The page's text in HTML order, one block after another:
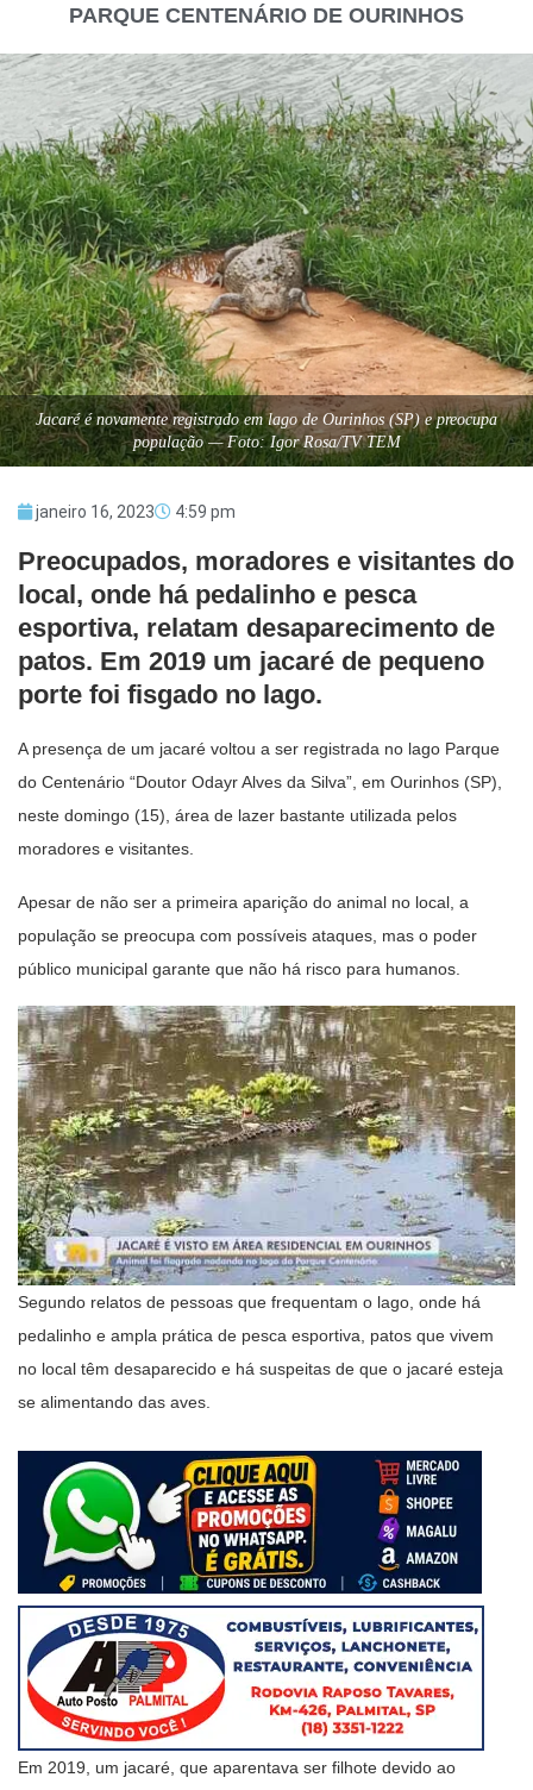
PARQUE CENTENÁRIO DE OURINHOS
Jacaré é novamente registrado em lago de Ourinhos (SP) e preocupa
população — Foto: Igor Rosa/TV TEM
janeiro 16, 2023 4:59 pm
Preocupados, moradores e visitantes do
local, onde há pedalinho e pesca
esportiva, relatam desaparecimento de
patos. Em 2019 um jacaré de pequeno
porte foi fisgado no lago.
A presença de um jacaré voltou a ser registrada no lago Parque
do Centenário “Doutor Odayr Alves da Silva”, em Ourinhos (SP),
neste domingo (15), área de lazer bastante utilizada pelos
moradores e visitantes.
Apesar de não ser a primeira aparição do animal no local, a
população se preocupa com possíveis ataques, mas o poder
público municipal garante que não há risco para humanos.
Segundo relatos de pessoas que frequentam o lago, onde há
pedalinho e ampla prática de pesca esportiva, patos que vivem
no local têm desaparecido e há suspeitas de que o jacaré esteja
se alimentando das aves.
Em 2019, um jacaré, que aparentava ser filhote devido ao